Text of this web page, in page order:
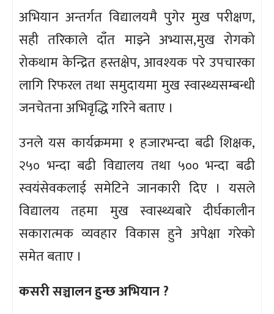
अभियान अन्तर्गत विद्यालयमै पुगेर मुख परीक्षण,
सही तरिकाले दाँत माझ्ने अभ्यास,मुख रोगको
रोकथाम केन्द्रित हस्तक्षेप, आवश्यक परे उपचारका
लागि रिफरल तथा समुदायमा मुख स्वास्थ्यसम्बन्धी
जनचेतना अभिवृद्धि गरिने बताए ।
उनले यस कार्यक्रममा १ हजारभन्दा बढी शिक्षक,
२५० भन्दा बढी विद्यालय तथा ५०० भन्दा बढी
स्वयंसेवकलाई समेटिने जानकारी दिए । यसले
विद्यालय तहमा मुख स्वास्थ्यबारे दीर्घकालीन
सकारात्मक व्यवहार विकास हुने अपेक्षा गरेको
समेत बताए ।
कसरी सञ्चालन हुन्छ अभियान ?